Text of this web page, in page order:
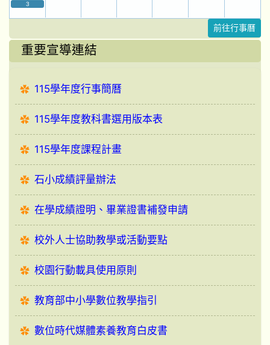
3
前往行事曆
重要宣導連結
115學年度行事簡曆
115學年度教科書選用版本表
115學年度課程計畫
石小成績評量辦法
在學成績證明、畢業證書補發申請
校外人士協助教學或活動要點
校園行動載具使用原則
教育部中小學數位教學指引
數位時代媒體素養教育白皮書